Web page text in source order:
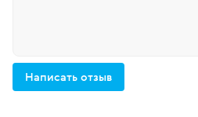
Написать отзыв